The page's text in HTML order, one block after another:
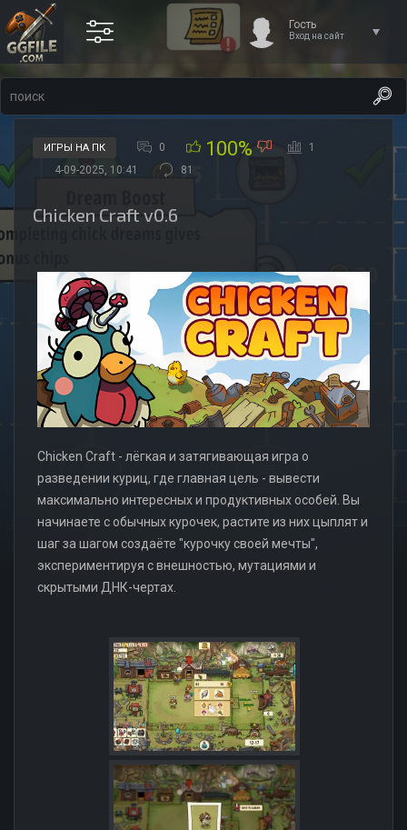
Гость
Вход на сайт
ИГРЫ НА ПК 0 100%
1
4-09-2025, 10:41
81
Chicken Craft v0.6
Chicken Craft - лёгкая и затягивающая игра о
разведении куриц, где главная цель - вывести
максимально интересных и продуктивных особей. Вы
начинаете с обычных курочек, растите из них цыплят и
шаг за шагом создаёте "курочку своей мечты",
экспериментируя с внешностью, мутациями и
скрытыми ДНК-чертах.